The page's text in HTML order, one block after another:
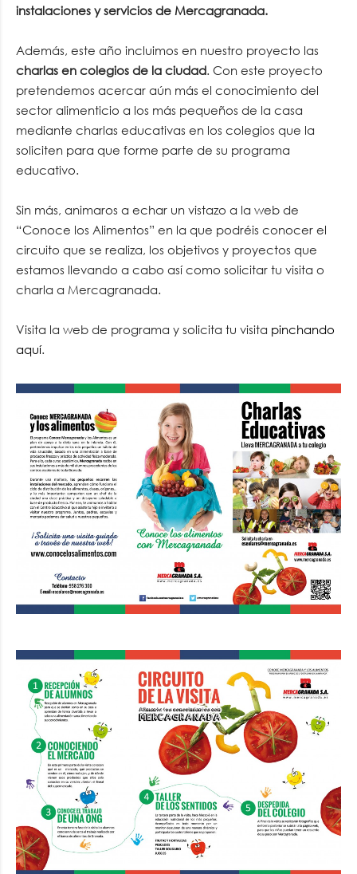
instalaciones y servicios de Mercagranada.
Además, este año incluimos en nuestro proyecto las
charlas en colegios de la ciudad. Con este proyecto
pretendemos acercar aún más el conocimiento del
sector alimenticio a los más pequeños de la casa
mediante charlas educativas en los colegios que la
soliciten para que forme parte de su programa
educativo.
Sin más, animaros a echar un vistazo a la web de
“Conoce los Alimentos” en la que podréis conocer el
circuito que se realiza, los objetivos y proyectos que
estamos llevando a cabo así como solicitar tu visita o
charla a Mercagranada.
Visita la web de programa y solicita tu visita pinchando
aquí.